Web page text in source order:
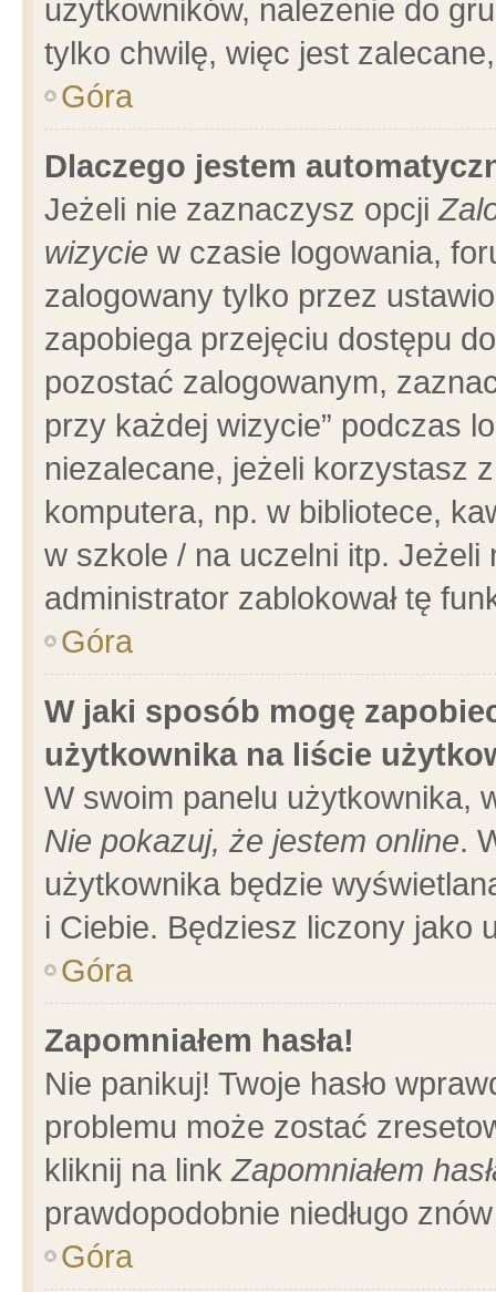
użytkowników, należenie do
tylko chwilę, więc jest
Góra
Dlaczego jestem
Jeżeli nie zaznaczysz opcji
wizycie w czasie logowania,
zalogowany tylko przez
zapobiega przejęciu dostępu
pozostać zalogowanym,
przy każdej wizycie” podczas
niezalecane, jeżeli korzystasz
komputera, np. w bibliotece,
w szkole / na uczelni itp.
administrator zablokował tę
Góra
W jaki sposób mogę
użytkownika na liście
W swoim panelu użytkownika,
Nie pokazuj, że jestem online.
użytkownika będzie
i Ciebie. Będziesz liczony jako
Góra
Zapomniałem hasła!
Nie panikuj! Twoje hasło
problemu może zostać
kliknij na linkZapomniałem
prawdopodobnie niedługo
Góra